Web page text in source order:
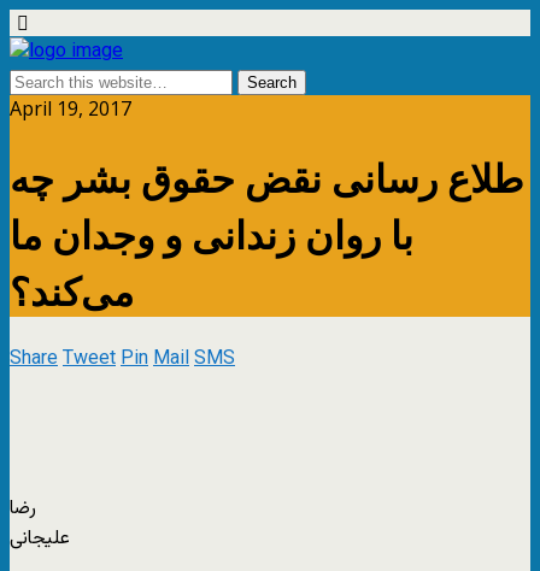
April 19, 2017
طلاع رسانی نقض حقوق بشر چه
با روان زندانی و وجدان ما
می‌کند؟
ShareTweetPinMailSMS
رضا
علیجانی